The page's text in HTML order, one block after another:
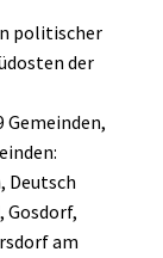
politischer
der
Gemeinden,
Deutsch
Gosdorf,
am